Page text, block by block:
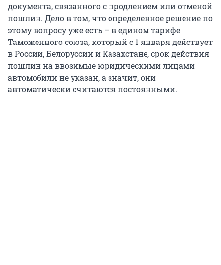
документа, связанного с продлением или отменой
пошлин. Дело в том, что определенное решение по
этому вопросу уже есть – в едином тарифе
Таможенного союза, который с 1 января действует
в России, Белоруссии и Казахстане, срок действия
пошлин на ввозимые юридическими лицами
автомобили не указан, а значит, они
автоматически считаются постоянными.